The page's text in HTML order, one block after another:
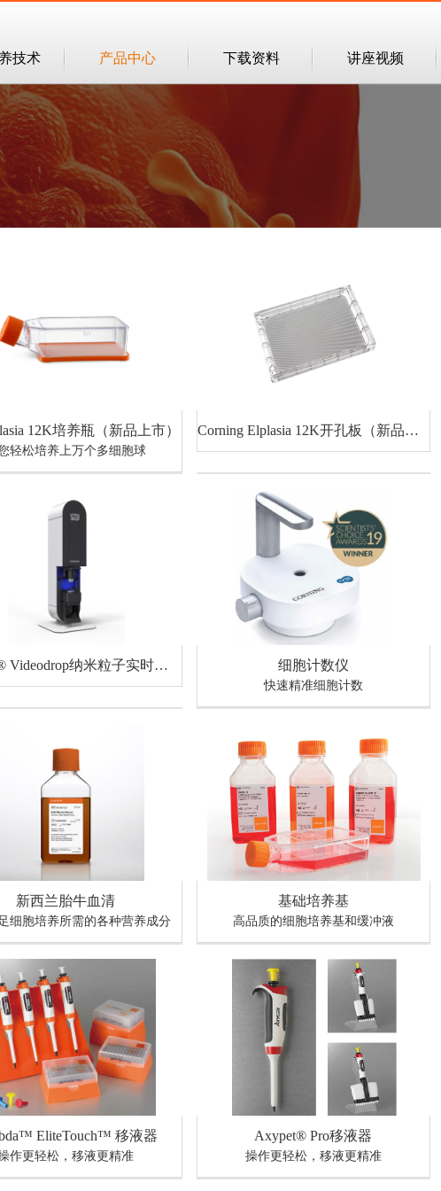
技术 产品中心 下载资料 讲座视频
12K培养瓶（新品上市）
轻松培养上万个多细胞球
Corning Elplasia 12K开孔板（新品上市）
Corning® Videodrop纳米粒子实时检测分析系统（新品上市） 细胞计数仪
快速精准细胞计数
新西兰胎牛血清
细胞培养所需的各种营养成分
基础培养基
高品质的细胞培养基和缓冲液
EliteTouch™ 移液器
作更轻松，移液更精准
Axypet® Pro移液器
操作更轻松，移液更精准